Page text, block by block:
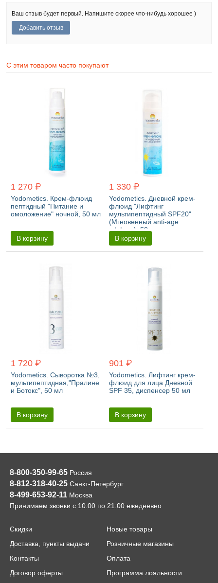
Ваш отзыв будет первый. Напишите скорее что-нибудь хорошее )
С этим товаром часто покупают
1 270 ₽
Yodometics. Крем-флюид
пептидный "Питание и
омоложение" ночной, 50 мл
В корзину
1 330 ₽
Yodometics. Дневной крем-
флюид "Лифтинг
мультипептидный SPF20"
(Мгновенный anti-age
эффект), 50 мл
В корзину
1 720 ₽
Yodometics. Сыворотка №3,
мультипептидная,"Пралине
и Ботокс", 50 мл
В корзину
901 ₽
Yodometics. Лифтинг крем-
флюид для лица Дневной
SPF 35, диспенсер 50 мл
В корзину
8-800-350-99-65 Россия
8-812-318-40-25 Санкт-Петербург
8-499-653-92-11 Москва
Принимаем звонки с 10:00 по 21:00 ежедневно
Скидки
Новые товары
Доставка, пункты выдачи
Розничные магазины
Контакты
Оплата
Договор оферты
Программа лояльности